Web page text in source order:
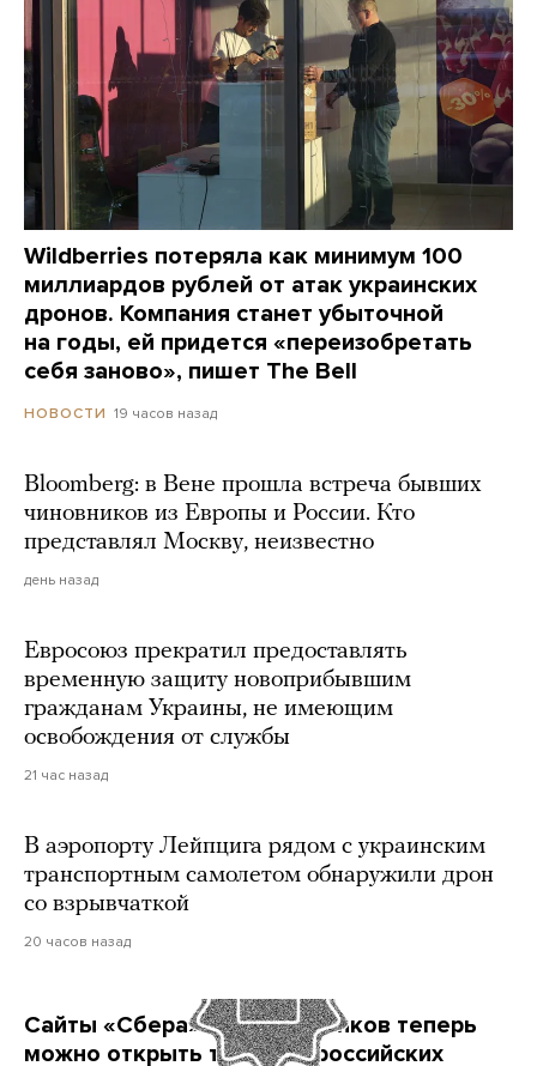
Wildberries потеряла как минимум 100
миллиардов рублей от атак украинских
дронов. Компания станет убыточной
на годы, ей придется «переизобретать
себя заново», пишет The Bell
НОВОСТИ 19 часов назад
Bloomberg: в Вене прошла встреча бывших
чиновников из Европы и России. Кто
представлял Москву, неизвестно
день назад
Евросоюз прекратил предоставлять
временную защиту новоприбывшим
гражданам Украины, не имеющим
освобождения от службы
21 час назад
В аэропорту Лейпцига рядом с украинским
транспортным самолетом обнаружили дрон
со взрывчаткой
20 часов назад
Сайты «Сбера» и других банков теперь
можно открыть только в российских